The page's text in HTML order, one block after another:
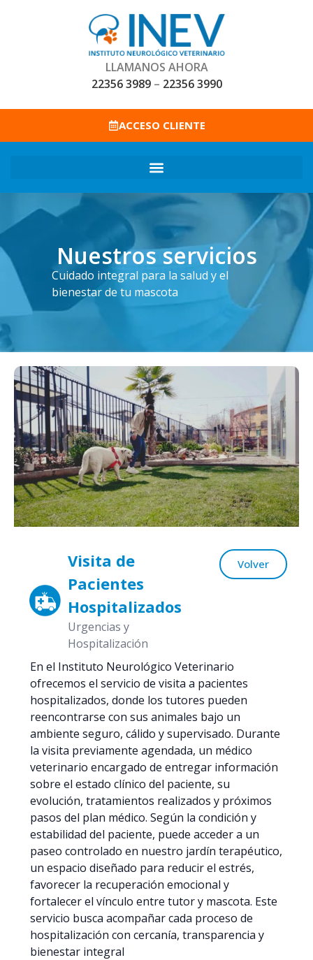
LLAMANOS AHORA
22356 3989– 22356 3990
ACCESO CLIENTE
Nuestros servicios
Cuidado integral para la salud y el
bienestar de tu mascota
Visita de
Pacientes
Hospitalizados
Urgencias y
Hospitalización
Volver
En el Instituto Neurológico Veterinario
ofrecemos el servicio de visita a pacientes
hospitalizados, donde los tutores pueden
reencontrarse con sus animales bajo un
ambiente seguro, cálido y supervisado. Durante
la visita previamente agendada, un médico
veterinario encargado de entregar información
sobre el estado clínico del paciente, su
evolución, tratamientos realizados y próximos
pasos del plan médico. Según la condición y
estabilidad del paciente, puede acceder a un
paseo controlado en nuestro jardín terapéutico,
un espacio diseñado para reducir el estrés,
favorecer la recuperación emocional y
fortalecer el vínculo entre tutor y mascota. Este
servicio busca acompañar cada proceso de
hospitalización con cercanía, transparencia y
bienestar integral